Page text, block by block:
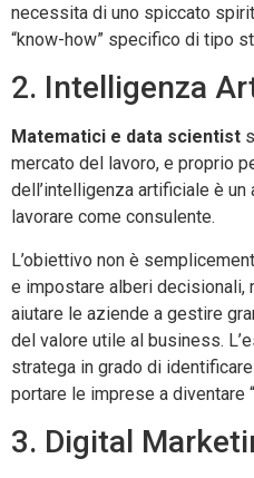
necessita di uno spiccato
“know-how” specifico di tipo
2. Intelligenza
Matematici e data scientist
mercato del lavoro, e proprio
dell’intelligenza artificiale è un
lavorare come consulente.
L’obiettivo non è
e impostare alberi decisionali,
aiutare le aziende a gestire
del valore utile al business.
stratega in grado di
portare le imprese a diventare
3. Digital